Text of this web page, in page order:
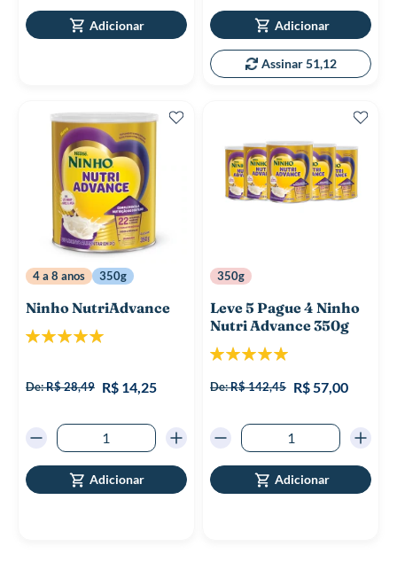
Adicionar Adicionar
Assinar 51,12
4 a 8 anos 350g
Ninho NutriAdvance
Classificação:
De:R$ 28,49 R$ 14,25
Adicionar
350g
Leve 5 Pague 4 Ninho
Nutri Advance 350g
Classificação:
De:R$ 142,45 R$ 57,00
Adicionar